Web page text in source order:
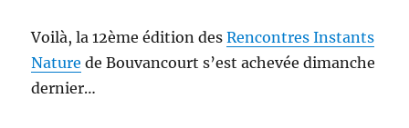
Voilà, la 12ème édition desRencontres Instants
Nature de Bouvancourt s’est achevée dimanche
dernier…